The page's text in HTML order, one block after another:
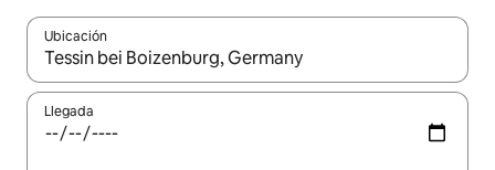
Ubicación
Cuando los resultados estén disponibles, podrás navegar
Llegada